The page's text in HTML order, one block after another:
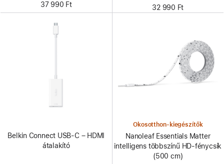
37 990 Ft 32 990 Ft
Belkin Connect USB-C – HDMI
átalakító
Okosotthon-kiegészítők
Nanoleaf Essentials Matter
intelligens többszínű HD-fénycsík
(500 cm)